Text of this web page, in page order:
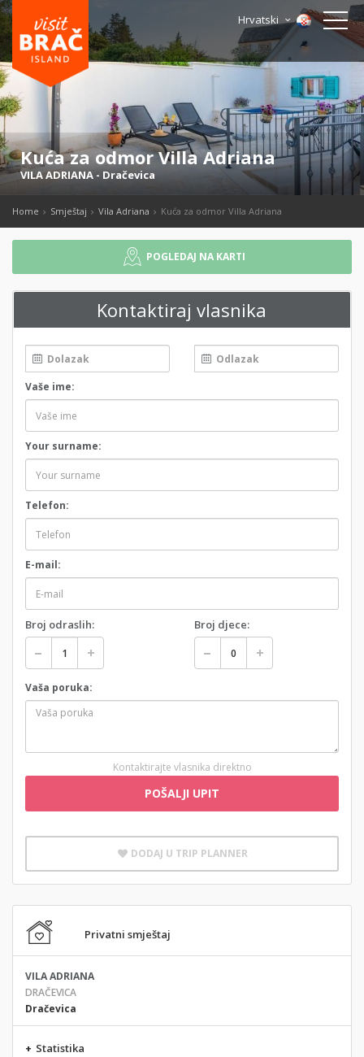
Hrvatski
Kuća za odmor Villa Adriana
VILA ADRIANA - Dračevica
Home Smještaj Vila Adriana Kuća za odmor Villa Adriana
POGLEDAJ NA KARTI
Kontaktiraj vlasnika
Vaše ime:
Your surname:
Telefon:
E-mail:
Broj odraslih: Broj djece:
Vaša poruka:
Kontaktirajte vlasnika direktno
POŠALJI UPIT
DODAJ U TRIP PLANNER
Privatni smještaj
VILA ADRIANA
DRAČEVICA
Dračevica
+ Statistika